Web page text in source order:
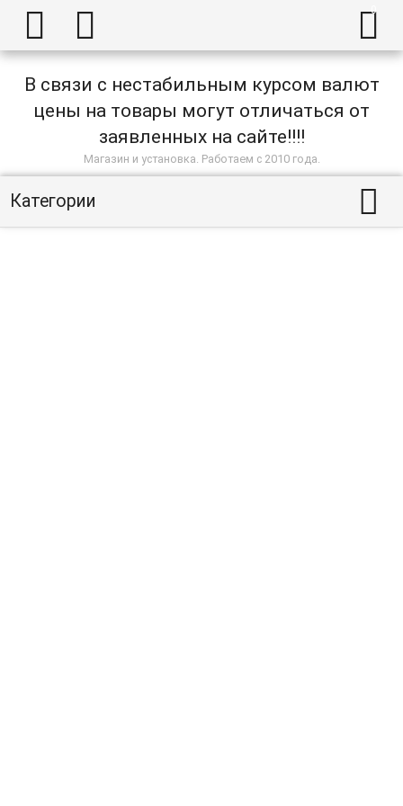
  
В связи с нестабильным курсом валют
цены на товары могут отличаться от
заявленных на сайте!!!!
Магазин и установка. Работаем с 2010 года.
Категории 